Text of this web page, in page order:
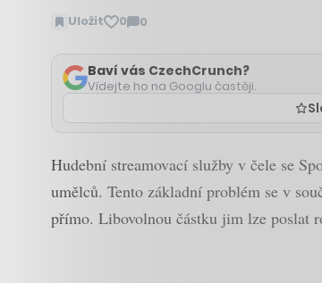
Uložit 0 0
Zobrazit
Baví vás CzechCrunch?
Vídejte ho na Googlu častěji.
Hudební streamovací služby v čele se
umělců. Tento základní problém se v
přímo. Libovolnou částku jim lze poslat